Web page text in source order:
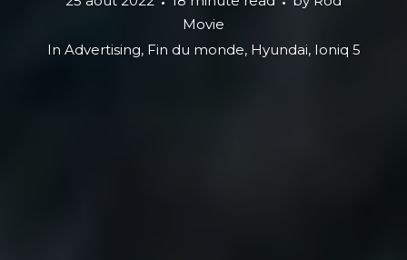
Movie
In Advertising, Fin du monde, Hyundai, Ioniq 5